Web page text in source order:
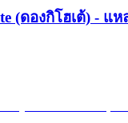
(ดองกิโฮเต้) -